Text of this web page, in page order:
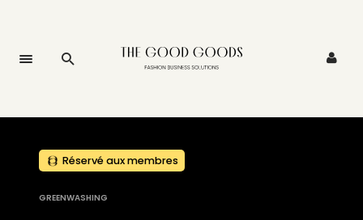
Réservé aux membres
GREENWASHING